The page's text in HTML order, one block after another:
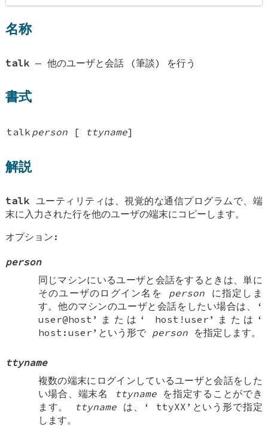
名称
talk —他のユーザと会話 (筆談) を行う
書式
talk person [ ttyname]
解説
talk ユーティリティは、視覚的な通信プログラムで、端
末に入力された行を他のユーザの端末にコピーします。
オプション:
person
同じマシンにいるユーザと会話をするときは、単に
そのユーザのログイン名を person に指定しま
す。他のマシンのユーザと会話をしたい場合は、‘
user@host ’または‘ host!user ’または‘
host:user ’という形で personを指定します。
ttyname
複数の端末にログインしているユーザと会話をした
い場合、端末名
ttynameを指定することができ
ます。
ttyname は、‘ ttyXX ’という形で指定
します。